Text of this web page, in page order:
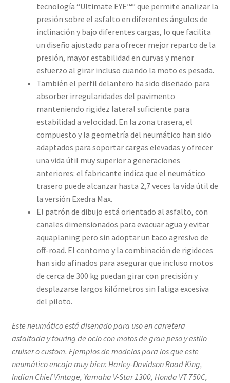
tecnología “Ultimate EYE™” que permite analizar la
presión sobre el asfalto en diferentes ángulos de
inclinación y bajo diferentes cargas, lo que facilita
un diseño ajustado para ofrecer mejor reparto de la
presión, mayor estabilidad en curvas y menor
esfuerzo al girar incluso cuando la moto es pesada.
También el perfil delantero ha sido diseñado para
absorber irregularidades del pavimento
manteniendo rigidez lateral suficiente para
estabilidad a velocidad. En la zona trasera, el
compuesto y la geometría del neumático han sido
adaptados para soportar cargas elevadas y ofrecer
una vida útil muy superior a generaciones
anteriores: el fabricante indica que el neumático
trasero puede alcanzar hasta 2,7 veces la vida útil de
la versión Exedra Max.
El patrón de dibujo está orientado al asfalto, con
canales dimensionados para evacuar agua y evitar
aquaplaning pero sin adoptar un taco agresivo de
off-road. El contorno y la combinación de rigideces
han sido afinados para asegurar que incluso motos
de cerca de 300 kg puedan girar con precisión y
desplazarse largos kilómetros sin fatiga excesiva
del piloto.
Este neumático está diseñado para uso en carretera
asfaltada y touring de ocio con motos de gran peso y estilo
cruiser o custom. Ejemplos de modelos para los que este
neumático encaja muy bien: Harley-Davidson Road King,
Indian Chief Vintage, Yamaha V-Star 1300, Honda VT 750C,